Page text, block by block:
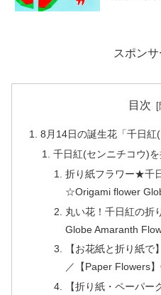
スポン
目次
8月14日の誕生花「千日紅(
千日紅(センニチコウ)
折り紙フラワー★千
☆Origami flower
丸い花！千日紅の折
Globe Amaranth
【お花紙と折り紙で
／【Paper Flowers
【折り紙・ペーパ